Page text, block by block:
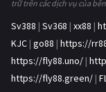
trữ trên các dịch vụ của
Sv388 | Sv368 | xx88 |
KJC | go88 | https://
https://fly88.uno/ |
https://fly88.green/ |